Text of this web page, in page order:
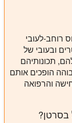
רוחב-לעובי
ובעובי של
שלהם, תכונותיהם
הופכים אותם
והרפואה
בסרטן?